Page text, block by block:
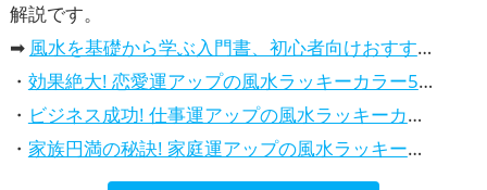
解説です。
➡ 風水を基礎から学ぶ入門書、初心者向けおすすめ本
・ 効果絶大! 恋愛運アップの風水ラッキーカラー5選、解説付き
・ ビジネス成功! 仕事運アップの風水ラッキーカラー5選、効果解説
・ 家族円満の秘訣! 家庭運アップの風水ラッキーカラー5選、効果解説